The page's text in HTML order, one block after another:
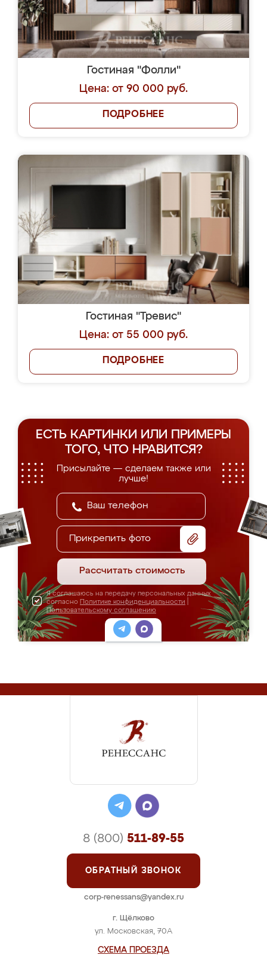
Гостиная "Фолли"
Цена: от 90 000 руб.
ПОДРОБНЕЕ
Гостиная "Тревис"
Цена: от 55 000 руб.
ПОДРОБНЕЕ
ЕСТЬ КАРТИНКИ ИЛИ ПРИМЕРЫ
ТОГО, ЧТО НРАВИТСЯ?
Присылайте — сделаем также или
лучше!
Прикрепить фото
Рассчитать стоимость
Я соглашаюсь на передачу персональных данных
согласно Политике конфиденциальности
Пользовательскому соглашению
г. Щёлково
ул. Московская, 70А
СХЕМА ПРОЕЗДА
8 (800) 511-89-55
ОБРАТНЫЙ ЗВОНОК
corp-renessans@yandex.ru